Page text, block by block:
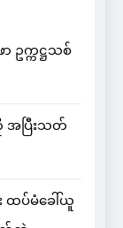
ဥက္ကဋ္ဌသစ်
ပြီးသတ်
ထပ်မံခေါ်ယူ